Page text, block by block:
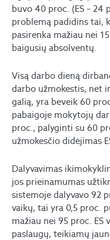
buvo 40 proc. (ES –
problemą padidins tai,
pasirenka mažiau nei
baigusių absolventų.
Visą darbo dieną
darbo užmokestis, net
galią, yra beveik 60
pabaigoje mokytojų
proc., palyginti su 60
užmokesčio didėjimas
Dalyvavimas
jos prieinamumas
sistemoje dalyvavo 92
vaikų, tai yra 0,5 proc.
mažiau nei 95 proc.
paslaugų, teikiamų